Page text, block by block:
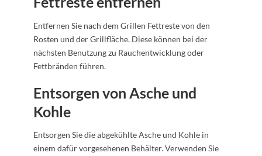
Entfernen Sie nach dem Grillen Fettreste von den
Rosten und der Grillfläche. Diese können bei der
nächsten Benutzung zu Rauchentwicklung oder
Fettbränden führen.
Entsorgen von Asche und
Kohle
Entsorgen Sie die abgekühlte Asche und Kohle in
einem dafür vorgesehenen Behälter. Verwenden Sie